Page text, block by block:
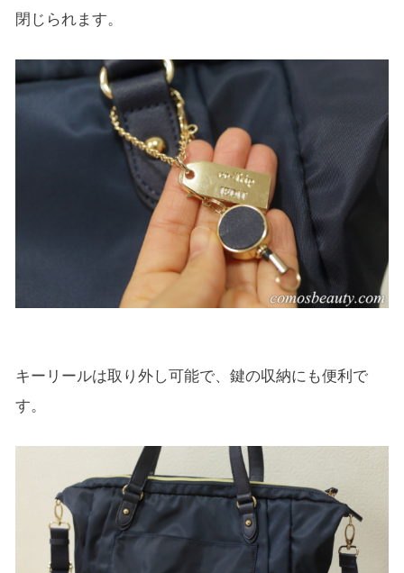
閉じられます。
キーリールは取り外し可能で、鍵の収納にも便利で
す。